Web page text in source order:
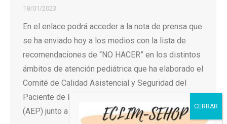
18/01/2023
En el enlace podrá acceder a la nota de prensa que
se ha enviado hoy a los medios con la lista de
recomendaciones de “NO HACER” en los distintos
ámbitos de atención pediátrica que ha elaborado el
Comité de Calidad Asistencial y Seguridad del
Paciente de la Asociación Española de Pediatría
(AEP) junto a otras…